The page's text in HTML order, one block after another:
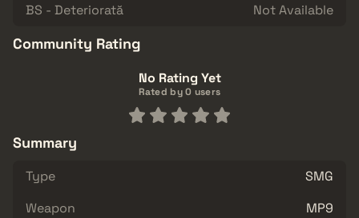
BS - Deteriorată
Not Available
Community Rating
No Rating Yet
Rated by 0 users
Summary
Type
SMG
Weapon
MP9